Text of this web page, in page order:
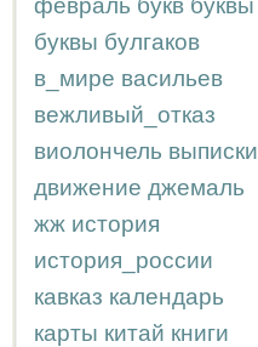
февраль букв буквы
буквы булгаков
в_мире васильев
вежливый_отказ
виолончель выписки
движение джемаль
жж история
история_россии
кавказ календарь
карты китай книги